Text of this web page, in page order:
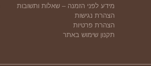
מידע לפני הזמנה – שאלות ותשובות
הצהרת נגישות
הצהרת פרטיות
תקנון שימוש באתר